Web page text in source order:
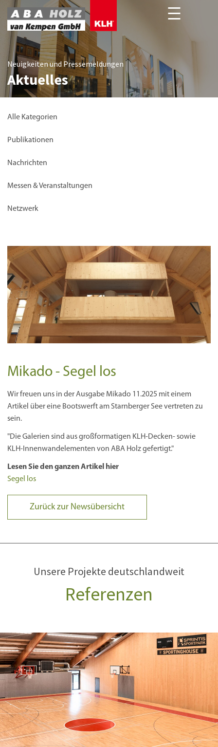
Neuigkeiten und Pressemeldungen
Aktuelles
Alle Kategorien
Publikationen
Nachrichten
Messen & Veranstaltungen
Netzwerk
Mikado - Segel los
Wir freuen uns in der Ausgabe Mikado 11.2025 mit einem
Artikel über eine Bootswerft am Starnberger See vertreten zu
sein.
"Die Galerien sind aus großformatigen KLH-Decken- sowie
KLH-Innenwandelementen von ABA Holz gefertigt."
Lesen Sie den ganzen Artikel hier
Segel los
Zurück zur Newsübersicht
Unsere Projekte deutschlandweit
Referenzen